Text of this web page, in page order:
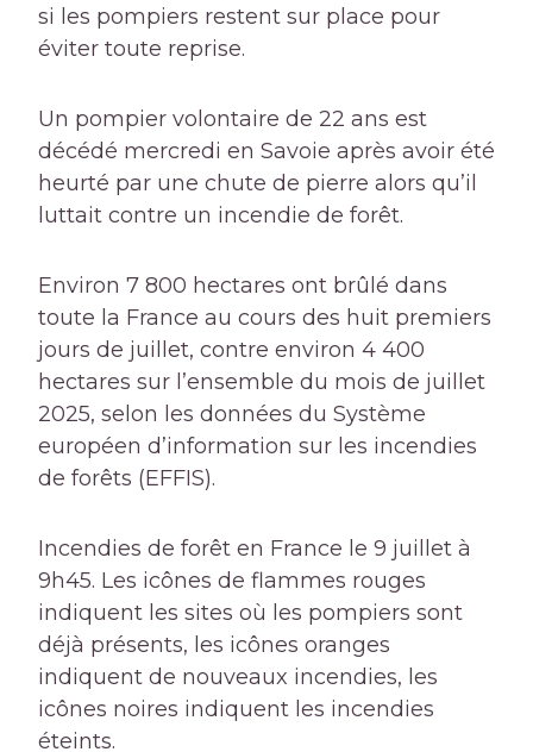
si les pompiers restent sur place pour
éviter toute reprise.
Un pompier volontaire de 22 ans est
décédé mercredi en Savoie après avoir été
heurté par une chute de pierre alors qu’il
luttait contre un incendie de forêt.
Environ 7 800 hectares ont brûlé dans
toute la France au cours des huit premiers
jours de juillet, contre environ 4 400
hectares sur l’ensemble du mois de juillet
2025, selon les données du Système
européen d’information sur les incendies
de forêts (EFFIS).
Incendies de forêt en France le 9 juillet à
9h45. Les icônes de flammes rouges
indiquent les sites où les pompiers sont
déjà présents, les icônes oranges
indiquent de nouveaux incendies, les
icônes noires indiquent les incendies
éteints.